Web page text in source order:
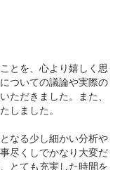
とを、心より嬉しく思
ついての議論や実際の
ただきました。また、
しました。
なる少し細かい分析や
尽くしでかなり大変だ
とても充実した時間を